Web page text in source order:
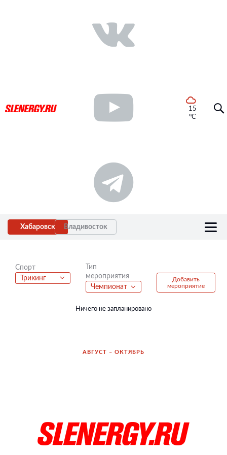
15
°C
Хабаровск Владивосток
Спорт
Трикинг
Тип
мероприятия
Чемпионат
Добавить
мероприятие
Ничего не запланировано
АВГУСТ – ОКТЯБРЬ